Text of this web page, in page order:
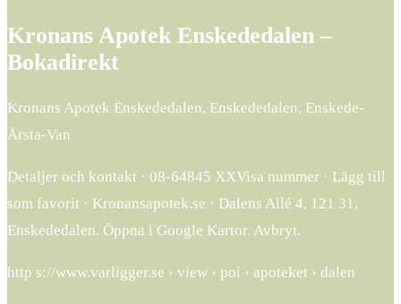
Kronans Apotek Enskededalen –
Bokadirekt
Kronans Apotek Enskededalen, Enskededalen, Enskede-
Årsta-Van
Detaljer och kontakt · 08-64845 XXVisa nummer · Lägg till
som favorit · Kronansapotek.se · Dalens Allé 4, 121 31,
Enskededalen. Öppna i Google Kartor. Avbryt.
http s://www.varligger.se › view › poi › apoteket › dalen